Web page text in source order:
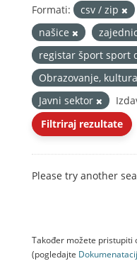
Formati: csv / zip
našice
registar šport sport
Obrazovanje,
Javni sektor
Filtriraj rezultate
Please try another
Također možete pristupiti
(pogledajte